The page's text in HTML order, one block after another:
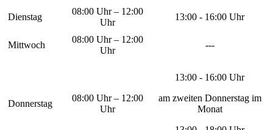
Dienstag
08:00 Uhr – 12:00
Uhr
13:00 - 16:00 Uhr
Mittwoch
08:00 Uhr – 12:00
Uhr
---
Donnerstag
08:00 Uhr – 12:00
Uhr
13:00 - 16:00 Uhr
am zweiten Donnerstag im
Monat